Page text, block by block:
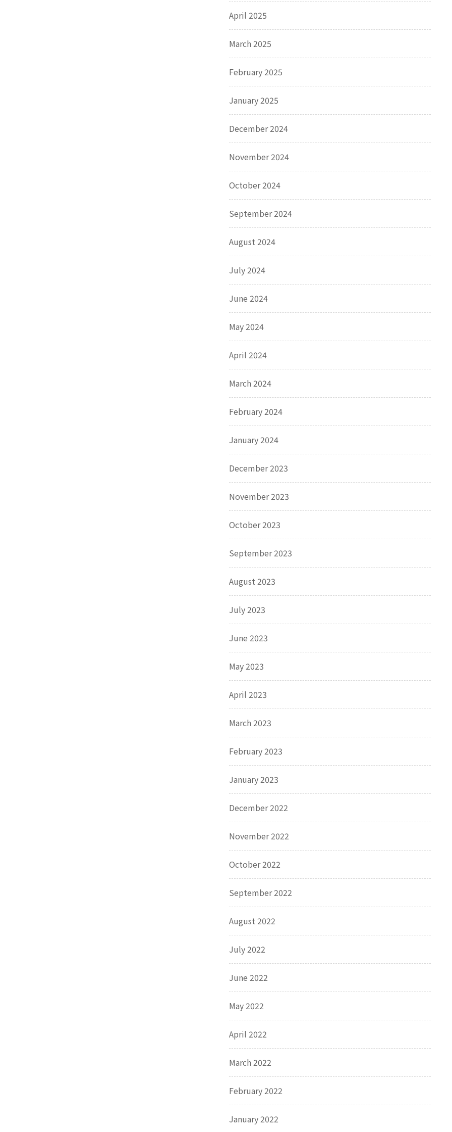
April 2025
March 2025
February 2025
January 2025
December 2024
November 2024
October 2024
September 2024
August 2024
July 2024
June 2024
May 2024
April 2024
March 2024
February 2024
January 2024
December 2023
November 2023
October 2023
September 2023
August 2023
July 2023
June 2023
May 2023
April 2023
March 2023
February 2023
January 2023
December 2022
November 2022
October 2022
September 2022
August 2022
July 2022
June 2022
May 2022
April 2022
March 2022
February 2022
January 2022